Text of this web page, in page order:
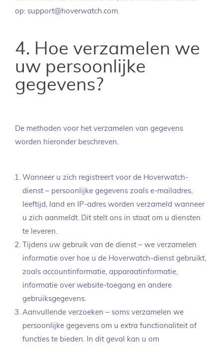
op: support@hoverwatch.com.
4. Hoe verzamelen we
uw persoonlijke
gegevens?
De methoden voor het verzamelen van gegevens
worden hieronder beschreven.
Wanneer u zich registreert voor de Hoverwatch-
dienst – persoonlijke gegevens zoals e-mailadres,
leeftijd, land en IP-adres worden verzameld wanneer
u zich aanmeldt. Dit stelt ons in staat om u diensten
te leveren.
Tijdens uw gebruik van de dienst – we verzamelen
informatie over hoe u de Hoverwatch-dienst gebruikt,
zoals accountinformatie, apparaatinformatie,
informatie over website-toegang en andere
gebruiksgegevens.
Aanvullende verzoeken – soms verzamelen we
persoonlijke gegevens om u extra functionaliteit of
functies te bieden. In dit geval kan u om